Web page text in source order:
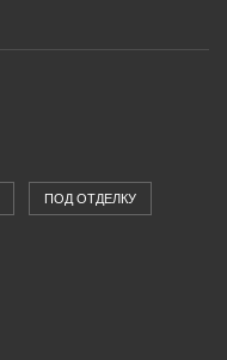
ПОД ОТДЕЛКУ